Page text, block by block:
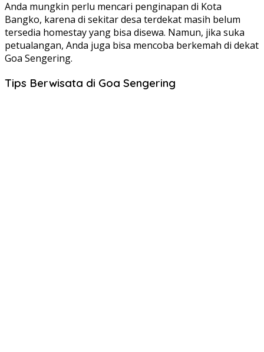
Anda mungkin perlu mencari penginapan di Kota
Bangko, karena di sekitar desa terdekat masih belum
tersedia homestay yang bisa disewa. Namun, jika suka
petualangan, Anda juga bisa mencoba berkemah di dekat
Goa Sengering.
Tips Berwisata di Goa Sengering